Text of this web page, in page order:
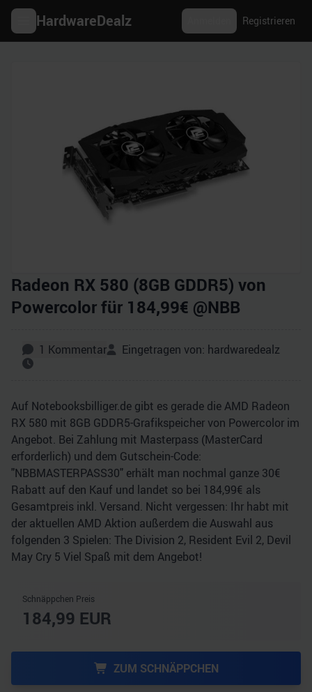
HardwareDealz Registrieren
Radeon RX 580 (8GB GDDR5) von
Powercolor für 184,99€ @NBB
1 Kommentar Eingetragen von: hardwaredealz
Auf Notebooksbilliger.de gibt es gerade die AMD Radeon
RX 580 mit 8GB GDDR5-Grafikspeicher von Powercolor im
Angebot. Bei Zahlung mit Masterpass (MasterCard
erforderlich) und dem Gutschein-Code:
"NBBMASTERPASS30" erhält man nochmal ganze 30€
Rabatt auf den Kauf und landet so bei 184,99€ als
Gesamtpreis inkl. Versand. Nicht vergessen: Ihr habt mit
der aktuellen AMD Aktion außerdem die Auswahl aus
folgenden 3 Spielen: The Division 2, Resident Evil 2, Devil
May Cry 5 Viel Spaß mit dem Angebot!
Schnäppchen Preis
184,99 EUR
ZUM SCHNÄPPCHEN